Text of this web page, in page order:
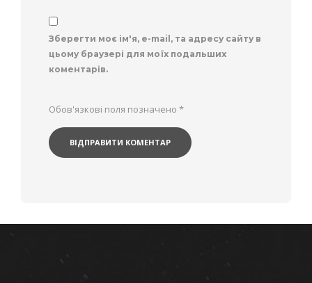
Зберегти моє ім'я, e-mail, та адресу сайту в
цьому браузері для моїх подальших
коментарів.
Обов'язкові поля позначено *